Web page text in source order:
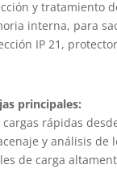
y tratamiento
interna, para
IP 21,
principales:
cargas rápidas
y análisis de
de carga